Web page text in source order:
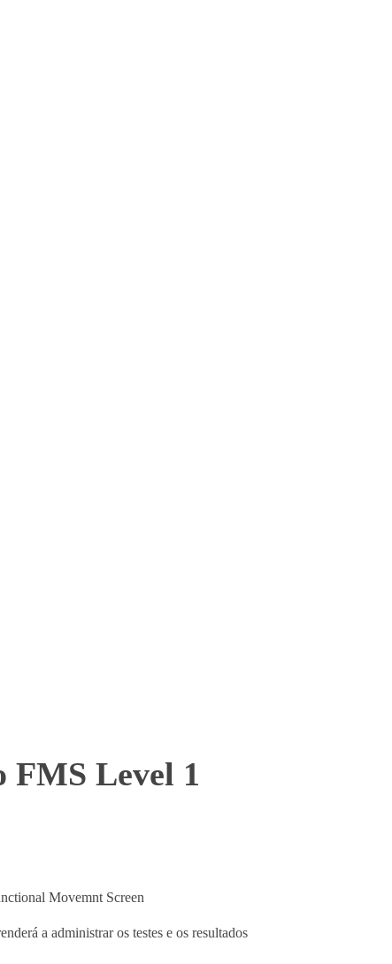
FMS Level 1
Movemnt Screen
a administrar os testes e os resultados